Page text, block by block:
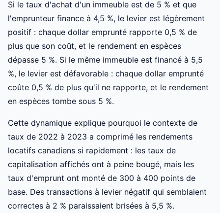
Si le taux d'achat d'un immeuble est de 5 % et que
l'emprunteur finance à 4,5 %, le levier est légèrement
positif : chaque dollar emprunté rapporte 0,5 % de
plus que son coût, et le rendement en espèces
dépasse 5 %. Si le même immeuble est financé à 5,5
%, le levier est défavorable : chaque dollar emprunté
coûte 0,5 % de plus qu'il ne rapporte, et le rendement
en espèces tombe sous 5 %.
Cette dynamique explique pourquoi le contexte de
taux de 2022 à 2023 a comprimé les rendements
locatifs canadiens si rapidement : les taux de
capitalisation affichés ont à peine bougé, mais les
taux d'emprunt ont monté de 300 à 400 points de
base. Des transactions à levier négatif qui semblaient
correctes à 2 % paraissaient brisées à 5,5 %.